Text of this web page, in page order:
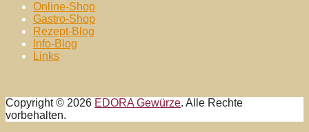
Online-Shop
Gastro-Shop
Rezept-Blog
Info-Blog
Links
Copyright © 2026 EDORA Gewürze. Alle Rechte
vorbehalten.